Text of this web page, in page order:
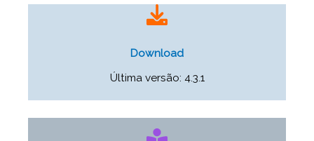
Download
Última versão: 4.3.1